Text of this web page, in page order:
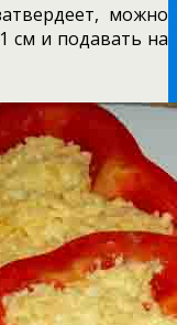
можно
см и подавать на